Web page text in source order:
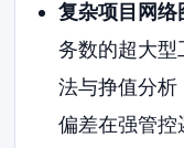
复杂项目网络
务数的超大型
法与挣值分析
偏差在强管控